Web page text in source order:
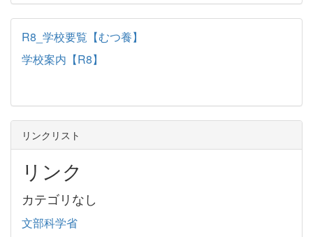
R8_学校要覧【むつ養】
学校案内【R8】
リンクリスト
リンク
カテゴリなし
文部科学省